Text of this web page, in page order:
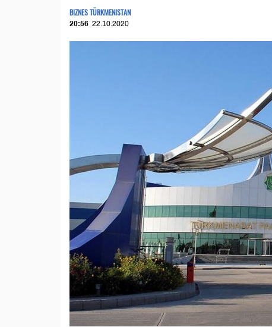
BIZNES TÜRKMENISTAN
20:56 22.10.2020